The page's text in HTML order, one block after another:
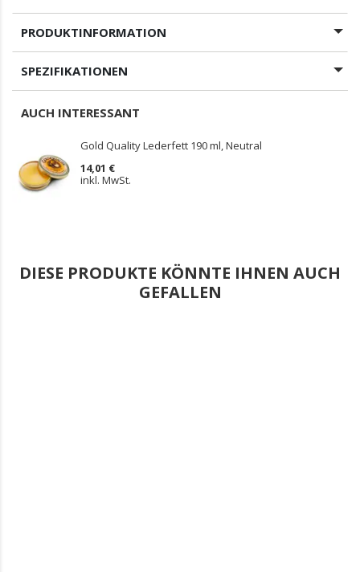
PRODUKTINFORMATION
SPEZIFIKATIONEN
AUCH INTERESSANT
Gold Quality Lederfett 190 ml, Neutral
14,01 €
inkl. MwSt.
DIESE PRODUKTE KÖNNTE IHNEN AUCH
GEFALLEN